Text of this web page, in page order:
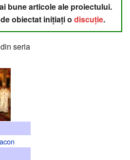
bune articole ale proiectului.
obiectat inițiați o discuție.
seria